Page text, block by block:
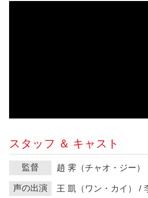
スタッフ ＆ キャスト
監督 趙 霁（チャオ・ジー）
声の出演
王 凱（ワン・カイ） /